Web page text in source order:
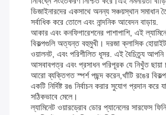
ডিজাইনারদের একসাথে অনন্য সঞ্চয়স্থান সমাধান
সর্বাধিক করে তোলে এবং নান্দনিক আবেদন বাড়ায়.
আকার এবং কনফিগারেশনের পাশাপাশি, এই
বিকল্পগুলি অত্যন্ত বহুমুখী। দরজা ক্লাসিক
ওয়ালনট, এবং পরিশীলিত ধূসর. এই বৈচিত্র্য আপনি
আসবাবপত্র এবং প্রসাধন পরিপূরক যে নিখুঁত ছায়া
আরো ব্যক্তিগত স্পর্শ পছন্দ করেন,খাঁটি রঙের
একটি নির্দিষ্ট রঙ নির্বাচন করার সুযোগ প্রদান করে
সঠিকভাবে মেলে।
ল্যামিনেট ওয়ারড্রোব ডোর প্যানেলের সারফেস